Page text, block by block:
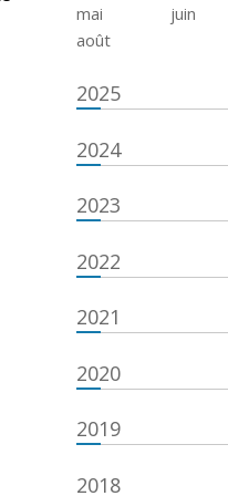
mai
juin
août
2025
2024
2023
2022
2021
2020
2019
2018